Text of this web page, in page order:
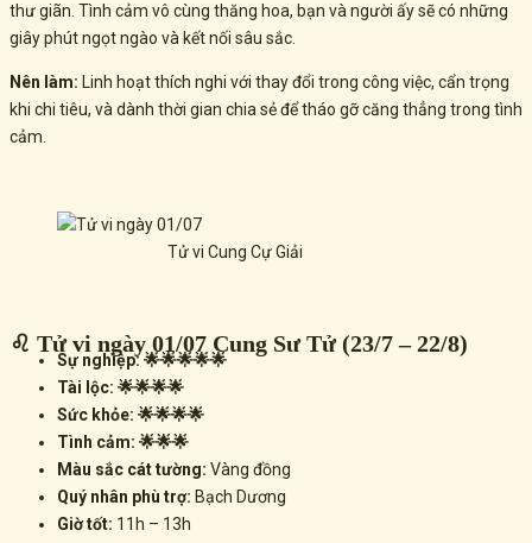
thư giãn . Tình cảm vô cùng thăng hoa, bạn và người ấy sẽ có những
giây phút ngọt ngào và kết nối sâu sắc.
Nên làm: Linh hoạt thích nghi với thay đổi trong công việc, cẩn trọng
khi chi tiêu, và dành thời gian chia sẻ để tháo gỡ căng thẳng trong tình
cảm.
Tử vi Cung Cự Giải
♌ Tử vi ngày 01/07 Cung Sư Tử (23/7 – 22/8)
Sự nghiệp: 🌟🌟🌟🌟🌟
Tài lộc: 🌟🌟🌟🌟
Sức khỏe: 🌟🌟🌟🌟
Tình cảm: 🌟🌟🌟
Màu sắc cát tường: Vàng đồng
Quý nhân phù trợ: Bạch Dương
Giờ tốt: 11h – 13h